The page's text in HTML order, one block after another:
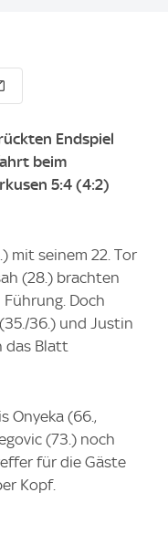
Endspiel
beim
5:4 (4:2)
mit seinem 22. Tor
(28.) brachten
Doch
36.) und Justin
das Blatt
Onyeka (66.,
(73.) noch
für die Gäste
Kopf.